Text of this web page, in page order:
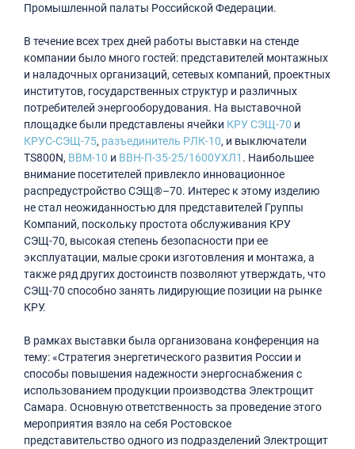
Промышленной палаты Российской Федерации.
В течение всех трех дней работы выставки на стенде
компании было много гостей: представителей монтажных
и наладочных организаций, сетевых компаний, проектных
институтов, государственных структур и различных
потребителей энергооборудования. На выставочной
площадке были представлены ячейки КРУ СЭЩ-70 и
КРУС-СЭЩ-75, разъединитель РЛК-10, и выключатели
TS800N, ВВМ-10 и ВВН-П-35-25/1600УХЛ1 . Наибольшее
внимание посетителей привлекло инновационное
распредустройство СЭЩ®–70. Интерес к этому изделию
не стал неожиданностью для представителей Группы
Компаний, поскольку простота обслуживания КРУ
СЭЩ-70, высокая степень безопасности при ее
эксплуатации, малые сроки изготовления и монтажа, а
также ряд других достоинств позволяют утверждать, что
СЭЩ-70 способно занять лидирующие позиции на рынке
КРУ.
В рамках выставки была организована конференция на
тему: «Стратегия энергетического развития России и
способы повышения надежности энергоснабжения с
использованием продукции производства Электрощит
Самара. Основную ответственность за проведение этого
мероприятия взяло на себя Ростовское
представительство одного из подразделений Электрощит